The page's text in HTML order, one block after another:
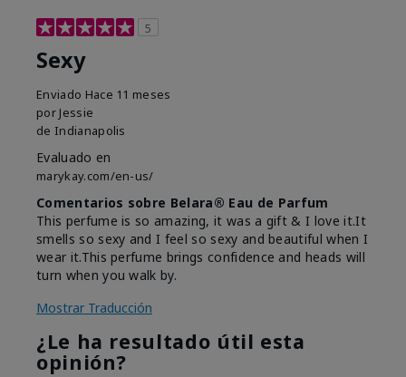
5
Sexy
Enviado Hace 11 meses
por Jessie
de Indianapolis
Evaluado en
marykay.com/en-us/
Comentarios sobre Belara® Eau de Parfum
This perfume is so amazing, it was a gift & I love it.It
smells so sexy and I feel so sexy and beautiful when I
wear it.This perfume brings confidence and heads will
turn when you walk by.
Mostrar Traducción
¿Le ha resultado útil esta
opinión?